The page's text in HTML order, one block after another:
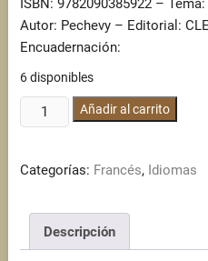
ISBN: 9782090385922 –
Autor: Pechevy – Editorial:
Encuadernación:
6 disponibles
Echo
A2
cantidad
Añadir al carrito
Categorías: Francés, Idiomas
Descripción